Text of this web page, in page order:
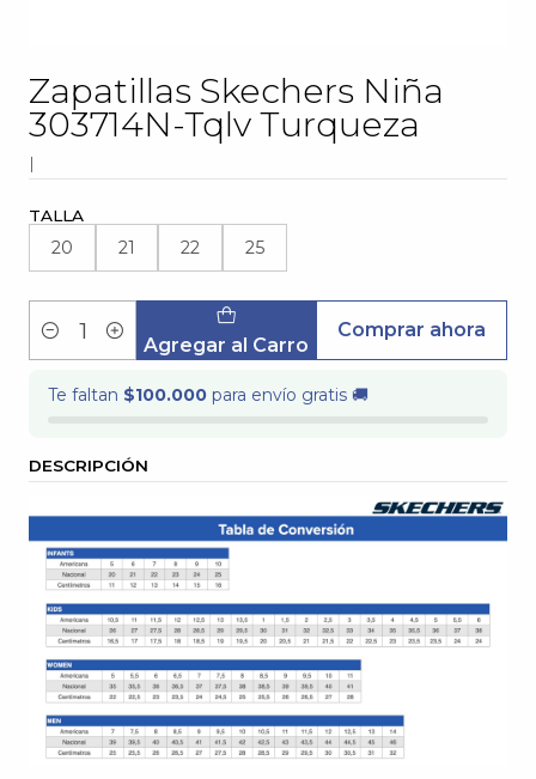
Zapatillas Skechers Niña
303714N-Tqlv Turqueza
|
TALLA
20 21 22 25
Cantidad Agregar al Carro
Comprar ahora
Te faltan $100.000 para envío gratis 🚚
DESCRIPCIÓN